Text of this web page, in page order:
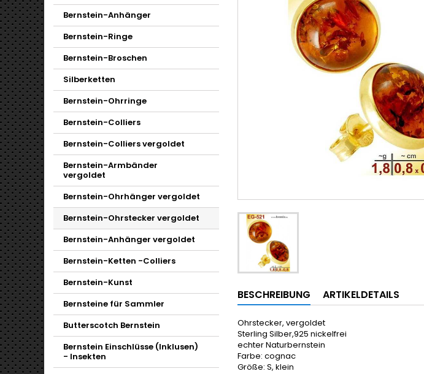
Bernstein-Anhänger
Bernstein-Ringe
Bernstein-Broschen
Silberketten
Bernstein-Ohrringe
Bernstein-Colliers
Bernstein-Colliers vergoldet
Bernstein-Armbänder
vergoldet
Bernstein-Ohrhänger vergoldet
Bernstein-Ohrstecker vergoldet
Bernstein-Anhänger vergoldet
Bernstein-Ketten -Colliers
Bernstein-Kunst
Bernsteine für Sammler
Butterscotch Bernstein
Bernstein Einschlüsse (Inklusen)
- Insekten
BESCHREIBUNG ARTIKELDETAILS
Ohrstecker, vergoldet
Sterling Silber,925 nickelfrei
echter Naturbernstein
Farbe: cognac
Größe: S, klein